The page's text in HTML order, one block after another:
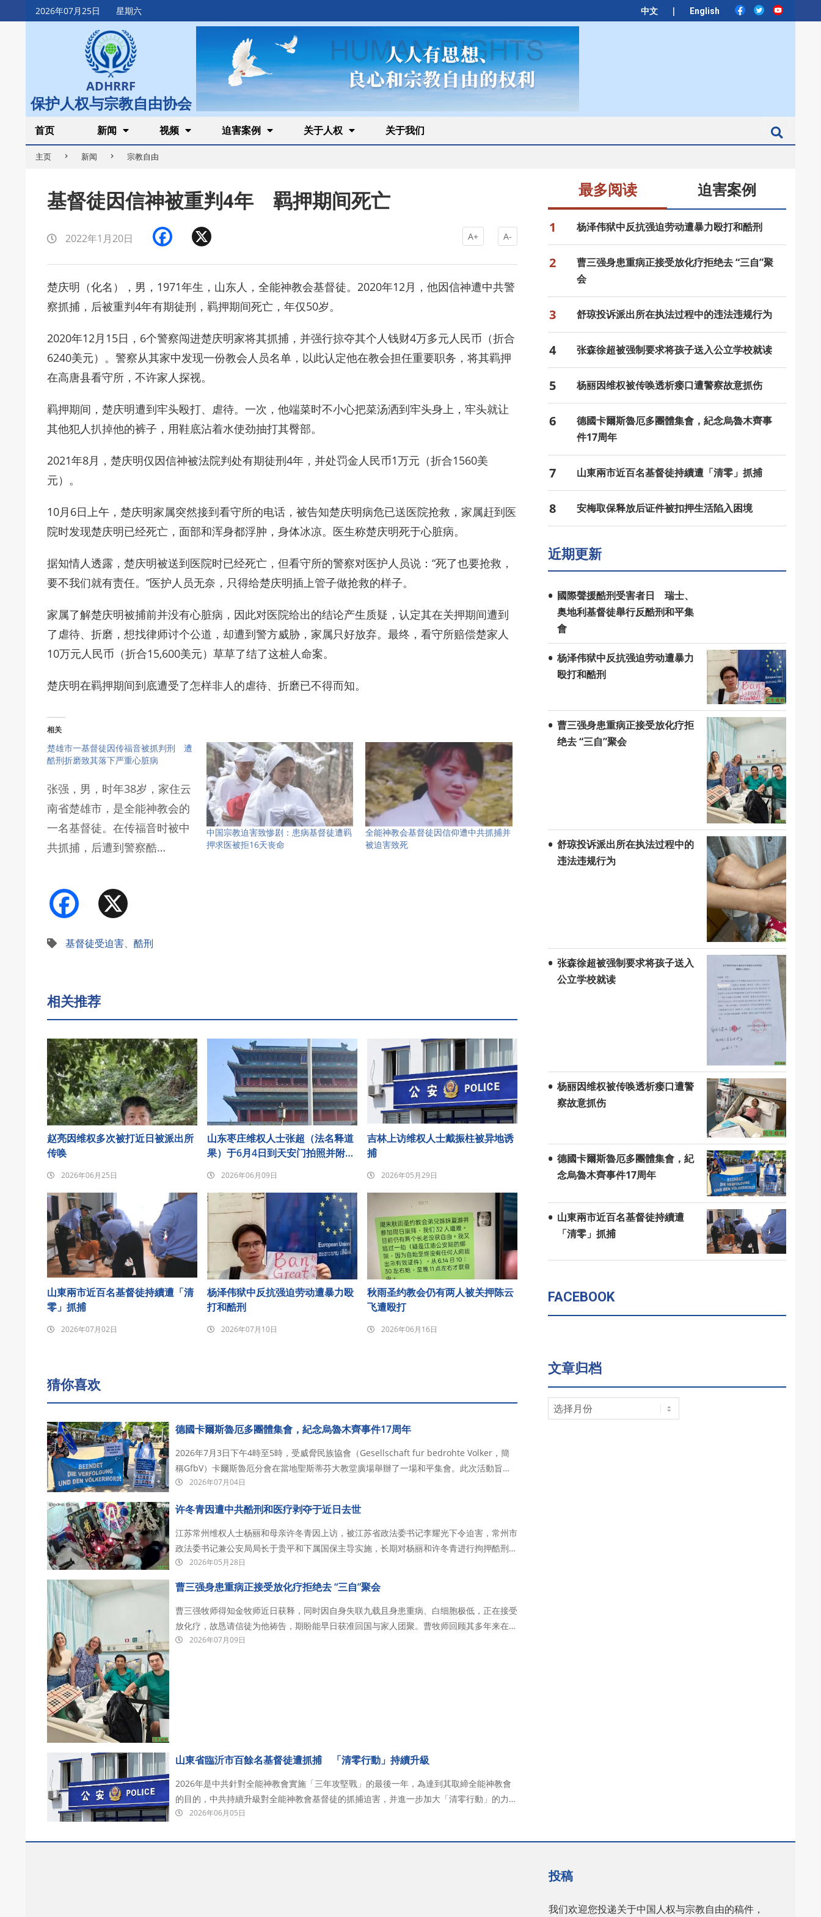
2026年07月25日 星期六 中文 | English
Skip
to
ADHRRF
保护人权与宗教自由协会
Secondary
Navigation
Menu
首页 新闻 视频 迫害案例 关于人权 关于我们
主页 新闻 宗教自由
基督徒因信神被重判4年 羁押期间死亡
2022年1月20日 Facebook A+ A-
楚庆明（化名），男，1971年生，山东人，全能神教会基督徒。2020年12月，他因信神遭中共警
察抓捕，后被重判4年有期徒刑，羁押期间死亡，年仅50岁。
2020年12月15日，6个警察闯进楚庆明家将其抓捕，并强行掠夺其个人钱财4万多元人民币（折合
6240美元）。警察从其家中发现一份教会人员名单，以此认定他在教会担任重要职务，将其羁押
在高唐县看守所，不许家人探视。
羁押期间，楚庆明遭到牢头殴打、虐待。一次，他端菜时不小心把菜汤洒到牢头身上，牢头就让
其他犯人扒掉他的裤子，用鞋底沾着水使劲抽打其臀部。
2021年8月，楚庆明仅因信神被法院判处有期徒刑4年，并处罚金人民币1万元（折合1560美
元）。
10月6日上午，楚庆明家属突然接到看守所的电话，被告知楚庆明病危已送医院抢救，家属赶到医
院时发现楚庆明已经死亡，面部和浑身都浮肿，身体冰凉。医生称楚庆明死于心脏病。
据知情人透露，楚庆明被送到医院时已经死亡，但看守所的警察对医护人员说：“死了也要抢救，
要不我们就有责任。”医护人员无奈，只得给楚庆明插上管子做抢救的样子。
家属了解楚庆明被捕前并没有心脏病，因此对医院给出的结论产生质疑，认定其在关押期间遭到
了虐待、折磨，想找律师讨个公道，却遭到警方威胁，家属只好放弃。最终，看守所赔偿楚家人
10万元人民币（折合15,600美元）草草了结了这桩人命案。
楚庆明在羁押期间到底遭受了怎样非人的虐待、折磨已不得而知。
相关
楚雄市一基督徒因传福音被抓判刑 遭
酷刑折磨致其落下严重心脏病
张强，男，时年38岁，家住云
南省楚雄市，是全能神教会的
一名基督徒。在传福音时被中
共抓捕，后遭到警察酷…
中国宗教迫害致惨剧：患病基督徒遭羁
押求医被拒16天丧命
全能神教会基督徒因信仰遭中共抓捕并
被迫害致死
Facebook
基督徒受迫害、 酷刑
相关推荐
赵亮因维权多次被打近日被派出所
传唤
2026年06月25日
山东枣庄维权人士张超（法名释道
果）于6月4日到天安门拍照并附诗
2026年06月09日
吉林上访维权人士戴振柱被异地诱
捕
2026年05月29日
山東兩市近百名基督徒持續遭「清
零」抓捕
2026年07月02日
杨泽伟狱中反抗强迫劳动遭暴力殴
打和酷刑
2026年07月10日
秋雨圣约教会仍有两人被关押陈云
飞遭殴打
2026年06月16日
猜你喜欢
德國卡爾斯魯厄多團體集會，紀念烏魯木齊事件17周年
2026年7月3日下午4時至5時，受威脅民族協會（Gesellschaft fur bedrohte Volker，簡
稱GfbV）卡爾斯魯厄分會在當地聖斯蒂芬大教堂廣場舉辦了一場和平集會。此次活動旨在
紀念2009年7月「烏魯木齊事件」17周年。主辦方表示，烏魯木齊事件造成嚴重人員傷亡，
2026年07月04日
许冬青因遭中共酷刑和医疗剥夺于近日去世
江苏常州维权人士杨丽和母亲许冬青因上访，被江苏省政法委书记李耀光下令迫害，常州市
政法委书记兼公安局局长于贵平和下属国保主导实施，长期对杨丽和许冬青进行拘押酷刑和
医疗剥夺，导致许冬青恶性脑肿瘤因病情被隐瞒失去救治时机，其于近日去世。常州当局指
2026年05月28日
曹三强身患重病正接受放化疗拒绝去 “三自”聚会
曹三强牧师得知金牧师近日获释，同时因自身失联九载且身患重病、白细胞极低，正在接受
放化疗，故恳请信徒为他祷告，期盼能早日获准回国与家人团聚。曹牧师回顾其多年来在海
外（如贵州、缅甸、尼泊尔）从事扶贫、建校及推广中华文化的爱国善举，强调自己一贯遵
2026年07月09日
山東省臨沂市百餘名基督徒遭抓捕 「清零行動」持續升級
2026年是中共針對全能神教會實施「三年攻堅戰」的最後一年，為達到其取締全能神教會
的目的，中共持續升級對全能神教會基督徒的抓捕迫害，并進一步加大「清零行動」的力
度。據中共内部人員透露，中共計劃在山東省臨沂市針對全能神教會展開「清零行動」，目
2026年06月05日
最多阅读 迫害案例
1 杨泽伟狱中反抗强迫劳动遭暴力殴打和酷刑
2
曹三强身患重病正接受放化疗拒绝去 “三自”聚
会
3 舒琼投诉派出所在执法过程中的违法违规行为
4 张森徐超被强制要求将孩子送入公立学校就读
5 杨丽因维权被传唤透析瘘口遭警察故意抓伤
6
德國卡爾斯魯厄多團體集會，紀念烏魯木齊事
件17周年
7 山東兩市近百名基督徒持續遭「清零」抓捕
8 安梅取保释放后证件被扣押生活陷入困境
近期更新
國際聲援酷刑受害者日 瑞士、
奥地利基督徒舉行反酷刑和平集
會
杨泽伟狱中反抗强迫劳动遭暴力
殴打和酷刑
曹三强身患重病正接受放化疗拒
绝去 “三自”聚会
舒琼投诉派出所在执法过程中的
违法违规行为
张森徐超被强制要求将孩子送入
公立学校就读
杨丽因维权被传唤透析瘘口遭警
察故意抓伤
德國卡爾斯魯厄多團體集會，紀
念烏魯木齊事件17周年
山東兩市近百名基督徒持續遭
「清零」抓捕
FACEBOOK
文章归档
文
章
投稿
我们欢迎您投递关于中国人权与宗教自由的稿件，